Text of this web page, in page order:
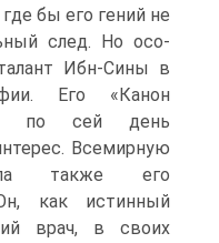
бы его гений не
след. Но осо­
Ибн-Сины в
Его «Канон
и по сей день
Всемирную
также его
как истинный
врач, в своих